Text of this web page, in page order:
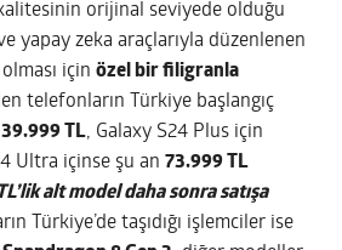
orijinal seviyede olduğu
yapay zeka araçlarıyla düzenlenen
içinözel bir filigranla
telefonların Türkiye başlangıç
39.999 TL, Galaxy S24 Plus için
Ultra içinse şu an73.999 TL
alt model daha sonra satışa
Türkiye’de taşıdığı işlemciler ise